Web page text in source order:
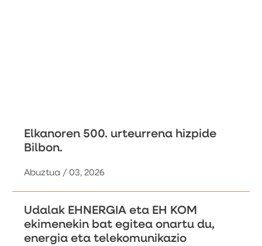
Elkanoren 500. urteurrena hizpide
Bilbon.
Abuztua / 03, 2026
Udalak EHNERGIA eta EH KOM
ekimenekin bat egitea onartu du,
energia eta telekomunikazio